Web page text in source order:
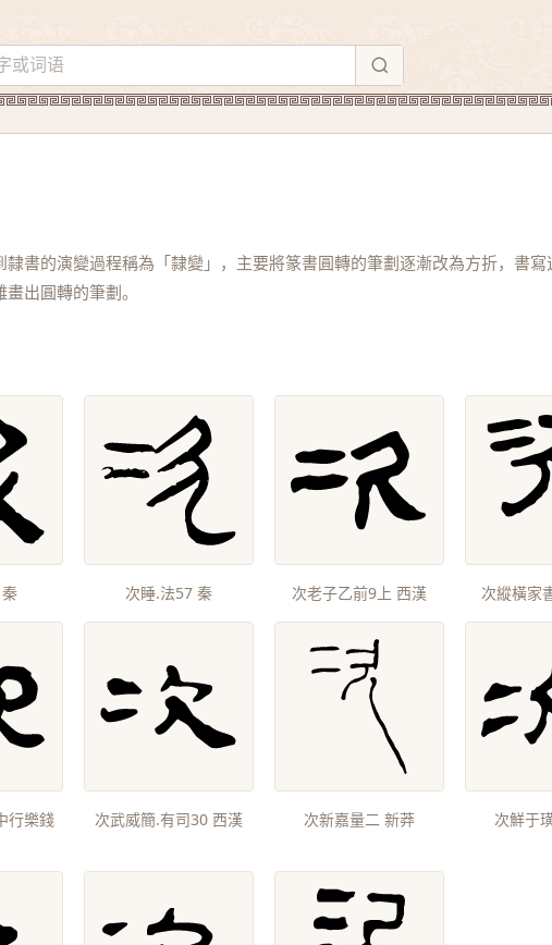
書的演變過程稱為「隸變」，主要將篆書圓轉的筆劃逐漸改為方折，書寫
出圓轉的筆劃。
次睡.法57 秦 次老子乙前9上 西漢 次縱橫家
行樂錢
次武威簡.有司30 西漢 次新嘉量二 新莽 次鮮于